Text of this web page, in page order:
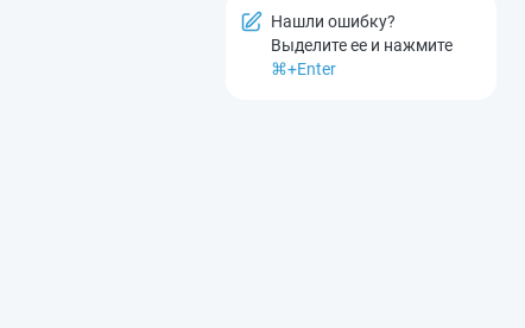
Нашли ошибку?
Выделите ее и нажмите
⌘+Enter